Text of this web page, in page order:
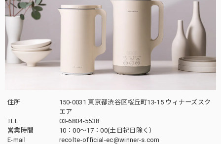
住所
150-0031 東京都渋谷区桜丘町13-15 ウィナーズスク
エア
TEL
03-6804-5538
営業時間
10：00〜17：00(土日祝日除く）
E-mail
recolte-official-ec@winner-s.com